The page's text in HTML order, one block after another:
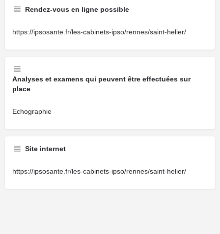
Rendez-vous en ligne possible
https://ipsosante.fr/les-cabinets-ipso/rennes/saint-helier/
Analyses et examens qui peuvent être effectuées sur
place
Echographie
Site internet
https://ipsosante.fr/les-cabinets-ipso/rennes/saint-helier/